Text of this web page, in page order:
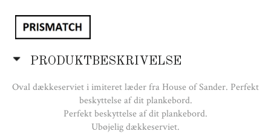
PRODUKTBESKRIVELSE
Oval dækkeserviet i imiteret læder fra House of Sander. Perfekt
beskyttelse af dit plankebord.
Perfekt beskyttelse af dit plankebord.
Ubøjelig dækkeserviet.